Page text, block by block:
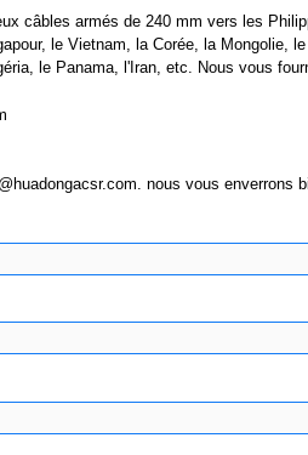
câbles armés de 240 mm vers les
le Vietnam, la Corée, la Mongolie,
le Panama, l'Iran, etc. Nous vous
. nous vous enverrons